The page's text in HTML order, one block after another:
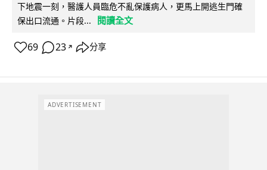
下地震一刻，醫護人員臨危不亂保護病人，更馬上開逃生門確
保出口流通。片段...
閱讀全文
69 23 ↗ 分享
ADVERTISEMENT